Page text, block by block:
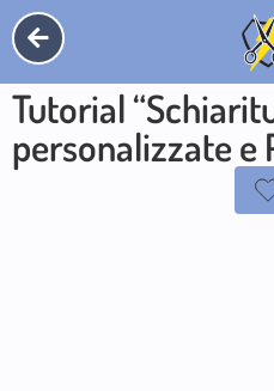
Tutorial
personalizzate e